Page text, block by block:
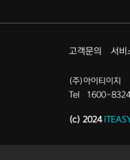
고객문의 서비
(주)아이티이지
Tel
1600-8324
(c) 2024